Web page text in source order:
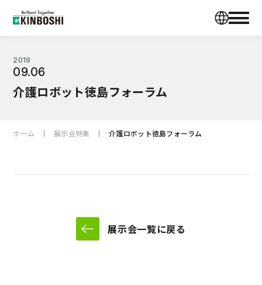
2019
09.06
介護ロボット徳島フォーラム
ホーム 展示会特集 介護ロボット徳島フォーラム
展示会一覧に戻る